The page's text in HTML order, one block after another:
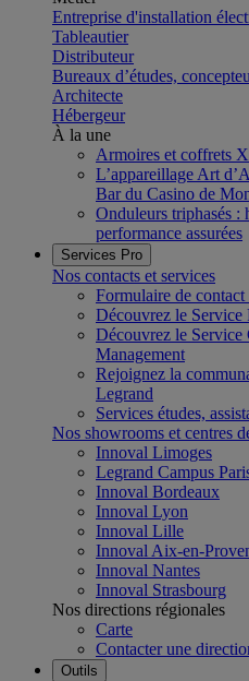
Entreprise d'installation
Tableautier
Distributeur
Bureaux d’études,
Architecte
Hébergeur
À la une
Armoires et coffrets
L’appareillage Art
Bar du Casino de
Onduleurs triphasés :
performance assurées
Services Pro
Nos contacts et services
Formulaire de
Découvrez le Service
Découvrez le
Management
Rejoignez la
Legrand
Services études,
Nos showrooms et centres
Innoval Limoges
Legrand Campus
Innoval Bordeaux
Innoval Lyon
Innoval Lille
Innoval Aix-en-
Innoval Nantes
Innoval Strasbourg
Nos directions régionales
Carte
Contacter une
Outils